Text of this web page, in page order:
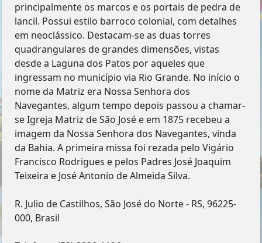
principalmente os marcos e os portais de pedra de
lancil. Possui estilo barroco colonial, com detalhes
em neoclássico. Destacam-se as duas torres
quadrangulares de grandes dimensões, vistas
desde a Laguna dos Patos por aqueles que
ingressam no município via Rio Grande. No início o
nome da Matriz era Nossa Senhora dos
Navegantes, algum tempo depois passou a chamar-
se Igreja Matriz de São José e em 1875 recebeu a
imagem da Nossa Senhora dos Navegantes, vinda
da Bahia. A primeira missa foi rezada pelo Vigário
Francisco Rodrigues e pelos Padres José Joaquim
Teixeira e José Antonio de Almeida Silva.
R. Julio de Castilhos, São José do Norte - RS, 96225-
000, Brasil